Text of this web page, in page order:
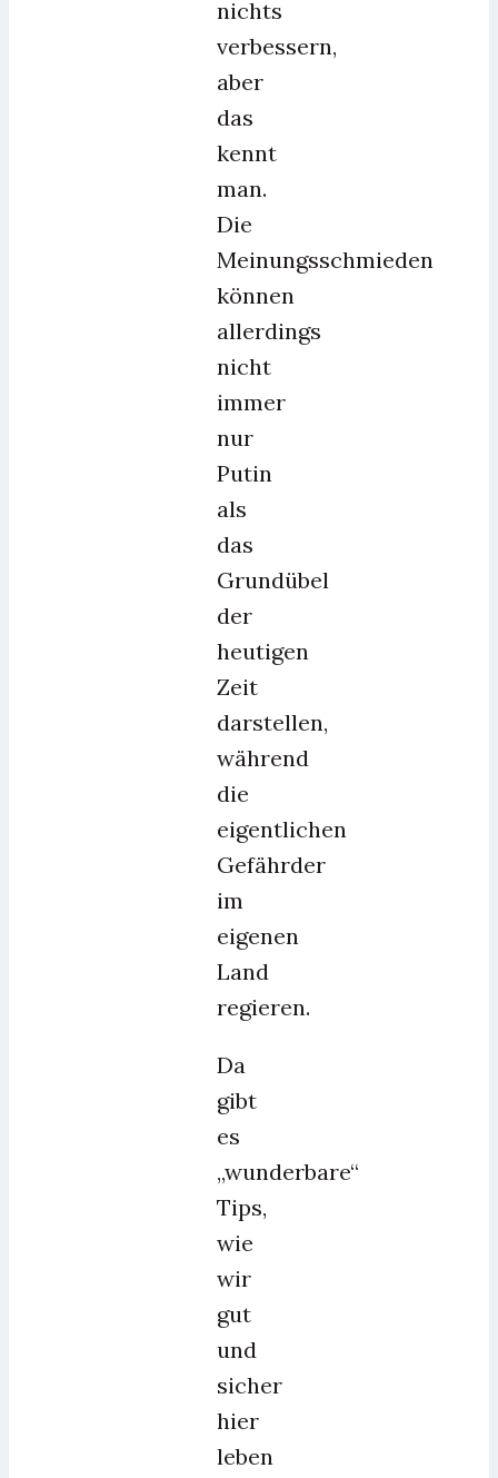
nichts
verbessern,
aber
das
kennt
man.
Die
Meinungsschmieden
können
allerdings
nicht
immer
nur
Putin
als
das
Grundübel
der
heutigen
Zeit
darstellen,
während
die
eigentlichen
Gefährder
im
eigenen
Land
regieren.
Da
gibt
es
„wunderbare“
Tips,
wie
wir
gut
und
sicher
hier
leben